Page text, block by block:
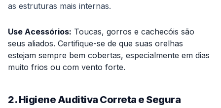
as estruturas mais internas.
Use Acessórios: Toucas, gorros e cachecóis são
seus aliados. Certifique-se de que suas orelhas
estejam sempre bem cobertas, especialmente em dias
muito frios ou com vento forte.
2. Higiene Auditiva Correta e Segura